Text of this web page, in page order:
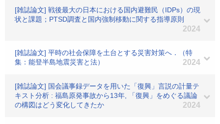
[雑誌論文] 戦後最大の日本における国内避難民（IDPs）の現
状と課題；PTSD調査と国内強制移動に関する指導原則
2024
[雑誌論文] 平時の社会保障を土台とする災害対策へ．（特
集：能登半島地震災害と法）
2024
[雑誌論文] 国会議事録データを用いた「復興」言説の計量テ
キスト分析 : 福島原発事故から13年, 「復興」をめぐる議論
の構図はどう変化してきたか
2024